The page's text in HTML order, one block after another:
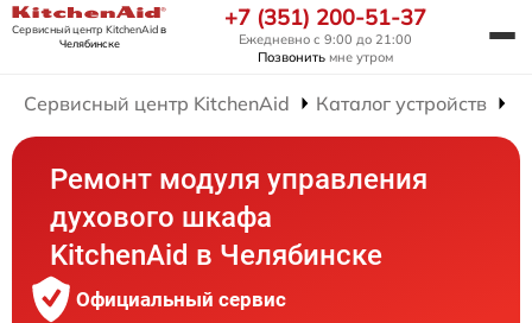
Сервисный центр KitchenAidв
Челябинске
+7 (351) 200-51-37
Ежедневно с 9:00 до 21:00
Позвонить мне утром
Сервисный центр KitchenAid Каталог устройств
Ремонт модуля управления
духового шкафа
KitchenAid в Челябинске
Официальный сервис